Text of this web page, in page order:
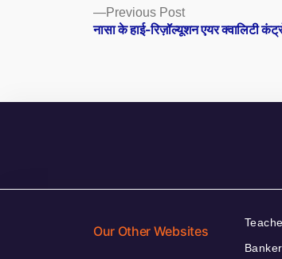
Posts
navigation
Previous PostPrevious
post:
नासा के हाई-रिज़ॉल्यूशन एयर क्वालिटी
Our Other Websites